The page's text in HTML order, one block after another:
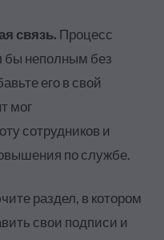
связь. Процесс
бы неполным без
его в свой
мог
сотрудников и
по службе.
раздел, в котором
свои подписи и